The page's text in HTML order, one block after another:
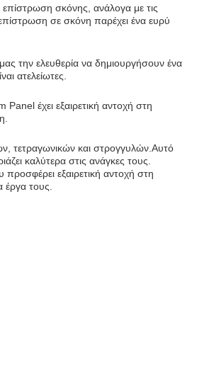
επίστρωση σκόνης, ανάλογα με τις
σε σκόνη παρέχει ένα ευρύ
την ελευθερία να δημιουργήσουν ένα
ατελείωτες.
έχει εξαιρετική αντοχή στη
τετραγωνικών και στρογγυλών.Αυτό
καλύτερα στις ανάγκες τους.
εξαιρετική αντοχή στη
έργα τους.